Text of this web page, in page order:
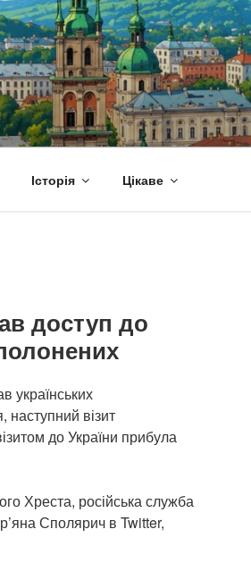
Історія Цікаве
доступ до
українських
наступний візит
до України прибула
Хреста, російська служба
Сполярич в Twitter,